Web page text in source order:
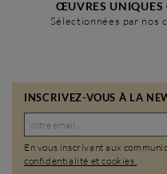
ŒUVRES UNIQUES
Sélectionnées par nos
INSCRIVEZ-VOUS À LA
En vous inscrivant aux
confidentialité et cookies.